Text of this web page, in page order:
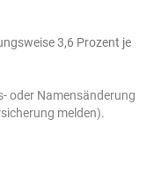
3,6 Prozent je
oder Namensänderung
melden).